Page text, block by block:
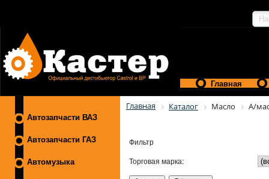
Главная
Автозапчасти ВАЗ
Автозапчасти ГАЗ
Автомузыка
Главная Каталог Масло А/
Фильтр
Торговая марка: